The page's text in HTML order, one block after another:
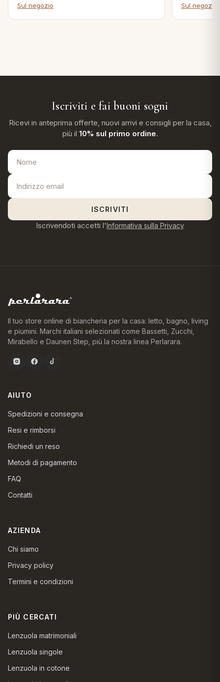
Sul negozio
Sul negozio
Iscriviti e fai buoni sogni
Ricevi in anteprima offerte, nuovi arrivi e consigli per la casa,
più il 10% sul primo ordine.
ISCRIVITI
Iscrivendoti accetti l'Informativa sulla Privacy
Il tuo store online di biancheria per la casa: letto, bagno, living
e piumini. Marchi italiani selezionati come Bassetti, Zucchi,
Mirabello e Daunen Step, più la nostra linea Perlarara.
AIUTO
Spedizioni e consegna
Resi e rimborsi
Richiedi un reso
Metodi di pagamento
FAQ
Contatti
AZIENDA
Chi siamo
Privacy policy
Termini e condizioni
PIÙ CERCATI
Lenzuola matrimoniali
Lenzuola singole
Lenzuola in cotone